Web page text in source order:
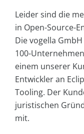
Leider sind die
in Open-Source-
Die vogella
100-
einem unserer
Entwickler an
Tooling. Der
juristischen
mit.